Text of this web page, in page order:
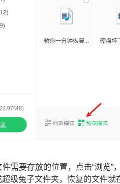
需要存放的位置，点击“浏览
级兔子文件夹，恢复的文件